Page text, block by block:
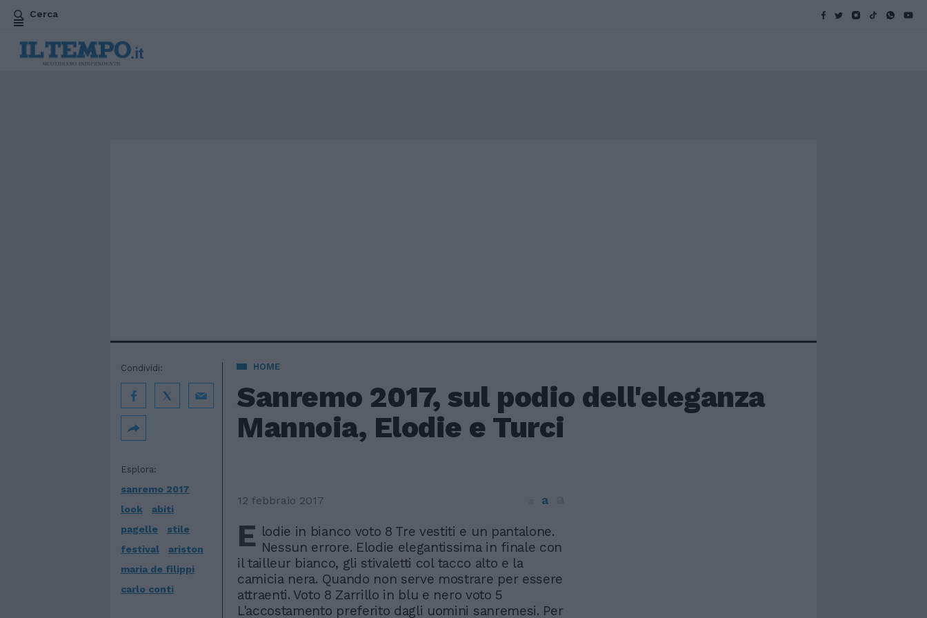
Cerca
HOME
Sanremo 2017, sul podio dell'eleganza
Mannoia, Elodie e Turci
Esplora:
sanremo 2017
look
abiti
pagelle
stile
festival
ariston
maria de filippi
carlo conti
Condividi:
12 febbraio 2017 a
E lodie in bianco voto 8 Tre vestiti e un pantalone.
Nessun errore. Elodie elegantissima in finale con
il tailleur bianco, gli stivaletti col tacco alto e la
camicia nera. Quando non serve mostrare per essere
attraenti. Voto 8 Zarrillo in blu e nero voto 5
L'accostamento preferito dagli uomini sanremesi. Per